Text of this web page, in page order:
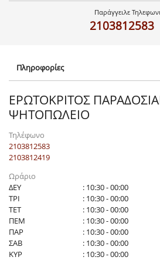
Παράγγειλε
2103812583
Πληροφορίες
ΕΡΩΤΟΚΡΙΤΟΣ
ΨΗΤΟΠΩΛΕΙΟ
Τηλέφωνο
2103812583
2103812419
Ωράριο
ΔΕΥ
: 10:30 - 00:00
ΤΡΙ
: 10:30 - 00:00
ΤΕΤ
: 10:30 - 00:00
ΠΕΜ
: 10:30 - 00:00
ΠΑΡ
: 10:30 - 00:00
ΣΑΒ
: 10:30 - 00:00
ΚΥΡ
: 10:30 - 00:00